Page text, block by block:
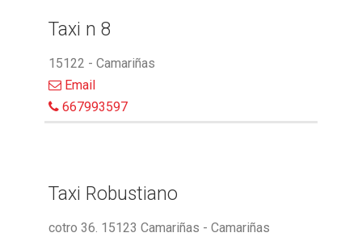
Taxi n 8
15122 - Camariñas
Email
667993597
Taxi Robustiano
cotro 36. 15123 Camariñas - Camariñas